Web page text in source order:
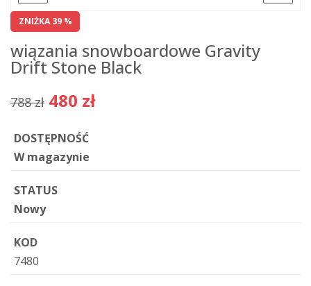
ZNIŻKA 39 %
wiązania snowboardowe Gravity
Drift Stone Black
788 zł 480 zł
DOSTĘPNOŚĆ
W magazynie
STATUS
Nowy
KOD
7480